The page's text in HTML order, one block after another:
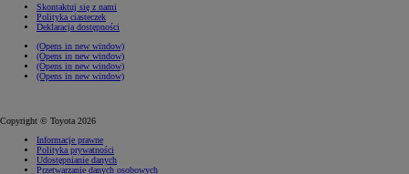
Skontaktuj się z nami
Polityka ciasteczek
Deklaracja dostępności
(Opens in new window)
(Opens in new window)
(Opens in new window)
(Opens in new window)
Copyright © Toyota 2026
Informacje prawne
Polityka prywatności
Udostępnianie danych
Przetwarzanie danych osobowych